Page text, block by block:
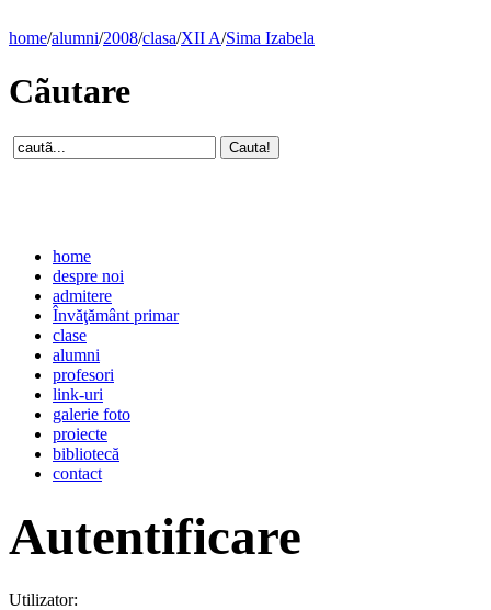
home/alumni/2008/clasa/XII A/Sima Izabela
Cãutare
home
despre noi
admitere
Învăţământ primar
clase
alumni
profesori
link-uri
galerie foto
proiecte
bibliotecă
contact
Autentificare
Utilizator: